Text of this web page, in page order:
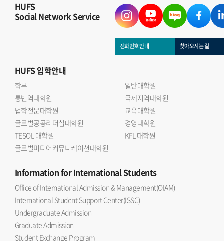
HUFS
Social Network Service
전화번호 안내 찾아오시는 길
HUFS입학안내
학부
일반대학원
통번역대학원
국제지역대학원
법학전문대학원
교육대학원
글로벌공공리더십대학원
경영대학원
TESOL 대학원
KFL 대학원
글로벌미디어커뮤니케이션대학원
Informationfor International Students
Office of International Admission & Management(OIAM)
International Student Support Center(ISSC)
Undergraduate Admission
Graduate Admission
Student Exchange Program